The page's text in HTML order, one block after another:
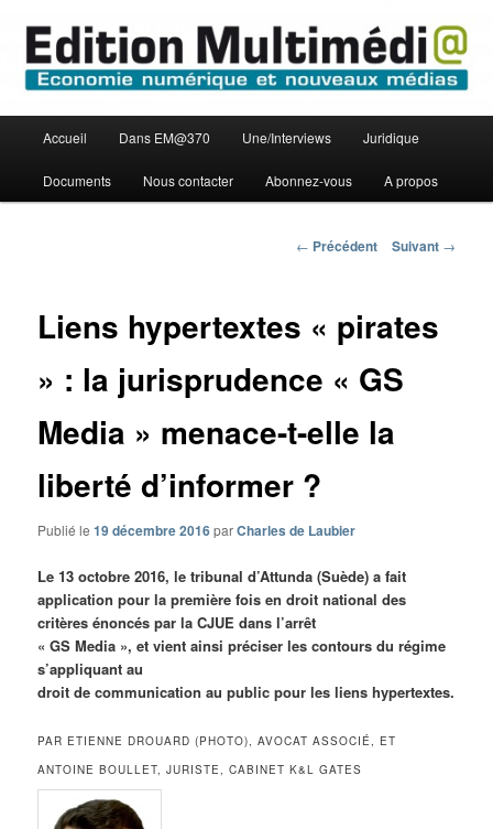
contenu
principalEdition Multimédi@
principal
Accueil Dans EM@370 Une/Interviews Juridique
Documents Nous contacter Abonnez-vous A propos
Navigation
← Précédent Suivant →
Liens hypertextes « pirates
» : la jurisprudence « GS
Media » menace-t-elle la
liberté d’informer ?
Publié le19 décembre 2016parCharles de Laubier
Le 13 octobre 2016, le tribunal d’Attunda (Suède) a fait
application pour la première fois en droit national des
critères énoncés par la CJUE dans l’arrêt
« GS Media », et vient ainsi préciser les contours du régime
s’appliquant au
droit de communication au public pour les liens hypertextes.
PAR ETIENNE DROUARD (PHOTO), AVOCAT ASSOCIÉ, ET
ANTOINE BOULLET, JURISTE, CABINET K&L GATES